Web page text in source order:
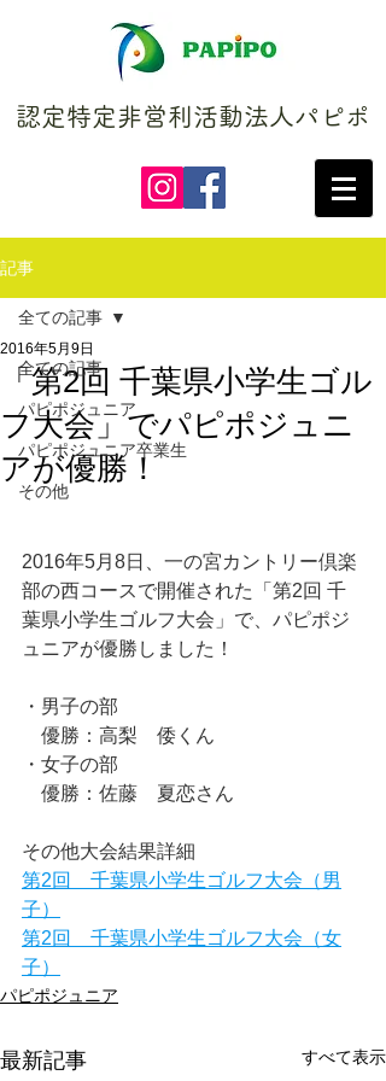
認定特定非営利活動法人パピポ
記事
全ての記事
パピポジュニア
パピポジュニア卒業生
その他
全ての記事
「第2回 千葉県小学生ゴル
フ大会」でパピポジュニ
アが優勝！
2016年5月9日
2016年5月8日、一の宮カントリー倶楽
部の西コースで開催された「第2回 千
葉県小学生ゴルフ大会」で、パピポジ
ュニアが優勝しました！
・男子の部
優勝：高梨　倭くん
・女子の部
優勝：佐藤　夏恋さん
その他大会結果詳細
第2回　千葉県小学生ゴルフ大会（男
子）
第2回　千葉県小学生ゴルフ大会（女
子）
パピポジュニア
最新記事 すべて表示